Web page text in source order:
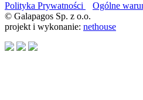
Polityka Prywatności
Ogólne
© Galapagos Sp. z o.o.
projekt i wykonanie: nethouse